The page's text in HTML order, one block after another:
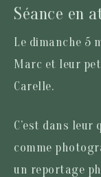
Séance en
Le dimanche 5
Marc et leur
Carelle.
C’est dans leur
comme
un reportage